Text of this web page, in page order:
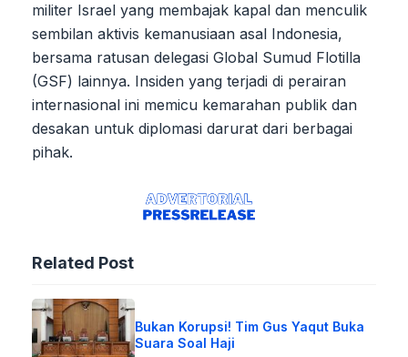
militer Israel yang membajak kapal dan menculik
sembilan aktivis kemanusiaan asal Indonesia,
bersama ratusan delegasi Global Sumud Flotilla
(GSF) lainnya. Insiden yang terjadi di perairan
internasional ini memicu kemarahan publik dan
desakan untuk diplomasi darurat dari berbagai
pihak.
Related Post
Bukan Korupsi! Tim Gus Yaqut Buka
Suara Soal Haji